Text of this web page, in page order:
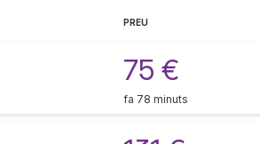
PREU
75 €
fa 78 minuts